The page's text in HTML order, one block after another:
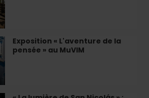
Exposition « L'aventure de la
pensée » au MuVIM